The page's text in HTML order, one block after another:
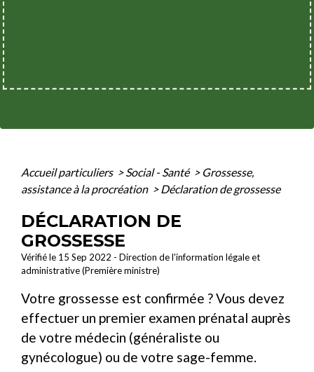
Accueil particuliers > Social - Santé > Grossesse,
assistance à la procréation > Déclaration de grossesse
DÉCLARATION DE
GROSSESSE
Vérifié le 15 Sep 2022 - Direction de l'information légale et
administrative (Première ministre)
Votre grossesse est confirmée ? Vous devez
effectuer un premier examen prénatal auprès
de votre médecin (généraliste ou
gynécologue) ou de votre sage-femme.